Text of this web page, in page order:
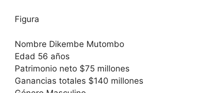
Figura
Nombre Dikembe Mutombo
Edad 56 años
Patrimonio neto $75 millones
Ganancias totales $140 millones